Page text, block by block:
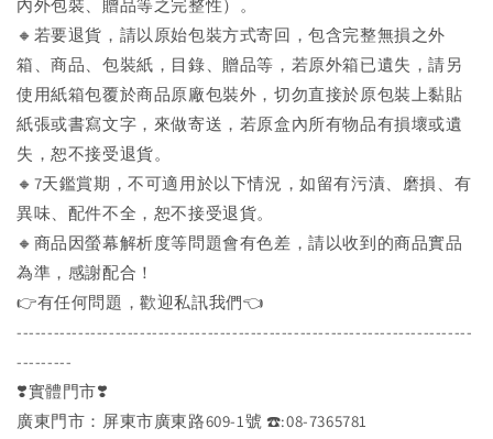
內外包裝、贈品等之完整性）。
🔸若要退貨，請以原始包裝方式寄回，包含完整無損之外
箱、商品、包裝紙，目錄、贈品等，若原外箱已遺失，請另
使用紙箱包覆於商品原廠包裝外，切勿直接於原包裝上黏貼
紙張或書寫文字，來做寄送，若原盒內所有物品有損壞或遺
失，恕不接受退貨。
🔸7天鑑賞期，不可適用於以下情況，如留有污漬、磨損、有
異味、配件不全，恕不接受退貨。
🔸商品因螢幕解析度等問題會有色差，請以收到的商品實品
為準，感謝配合！
👉️有任何問題，歡迎私訊我們👈️
--------------------------------------------------------------------------
---------
❣️實體門市❣️
廣東門市：屏東市廣東路609-1號 ☎️:08-7365781